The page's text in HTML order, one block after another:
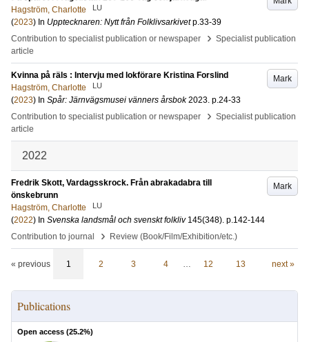
Hagström, Charlotte
LU
(2023) In Upptecknaren: Nytt från Folklivsarkivet p.33-39
Contribution to specialist publication or newspaper
› Specialist publication
article
Mark
Kvinna på räls : Intervju med lokförare Kristina Forslind
Hagström, Charlotte
LU
(2023) In Spår: Järnvägsmusei vänners årsbok 2023. p.24-33
Contribution to specialist publication or newspaper
› Specialist publication
article
2022
Mark
Fredrik Skott, Vardagsskrock. Från abrakadabra till
önskebrunn
Hagström, Charlotte
LU
(2022) In Svenska landsmål och svenskt folkliv 145(348). p.142-144
Contribution to journal
› Review (Book/Film/Exhibition/etc.)
« previous 1 2 3 4 … 12 13 next »
Publications
Open access (25.2%)